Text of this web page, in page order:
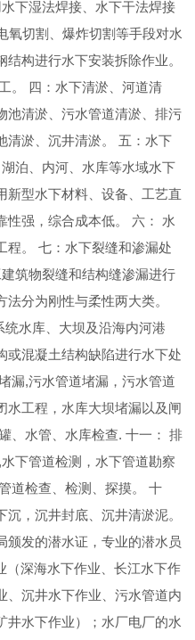
下湿法焊接、水下干法焊接
氧切割、爆炸切割等手段对水
构进行水下安装拆除作业。
。 四：水下清淤、河道清
池清淤、污水管道清淤、排污
清淤、沉井清淤。 五：水下
泊、内河、水库等水域水下
新型水下材料、设备、工艺直
性强，综合成本低。 六： 水
程。 七：水下裂缝和渗漏处
筑物裂缝和结构缝渗漏进行
分为刚性与柔性两大类。
水库、大坝及沿海内河港
或混凝土结构缺陷进行水下处
漏,污水管道堵漏，污水管道
水工程，水库大坝堵漏以及闸
、水管、水库检查. 十一： 排
下管道检测，水下管道勘察
道检查、检测、探摸。 十
，沉井封底、沉井清淤泥。
颁发的潜水证，专业的潜水员
（深海水下作业、长江水下作
、沉井水下作业、污水管道内
井水下作业）；水厂电厂的水